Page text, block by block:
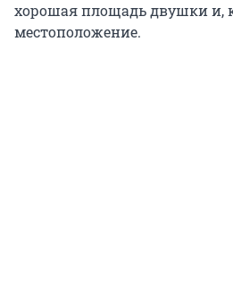
хорошая площадь двушки и,
местоположение.